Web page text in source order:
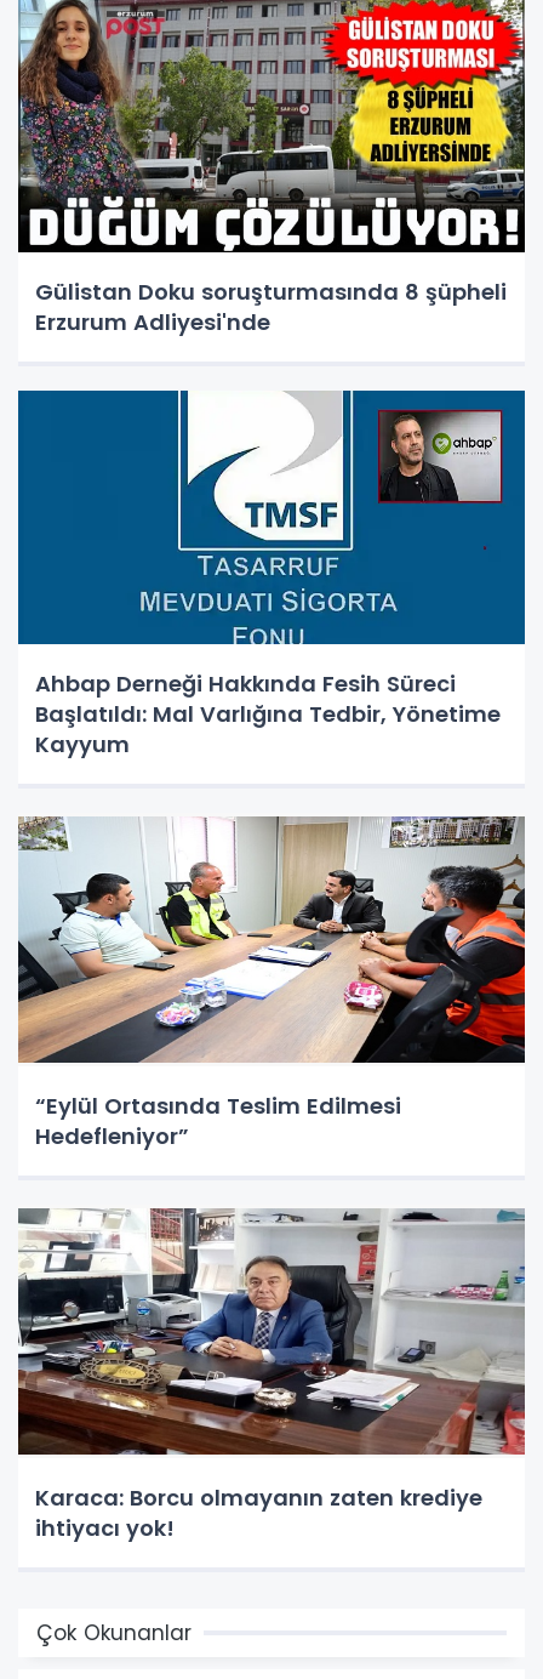
Gülistan Doku soruşturmasında 8 şüpheli
Erzurum Adliyesi'nde
Ahbap Derneği Hakkında Fesih Süreci
Başlatıldı: Mal Varlığına Tedbir, Yönetime
Kayyum
“Eylül Ortasında Teslim Edilmesi
Hedefleniyor”
Karaca: Borcu olmayanın zaten krediye
ihtiyacı yok!
Çok Okunanlar